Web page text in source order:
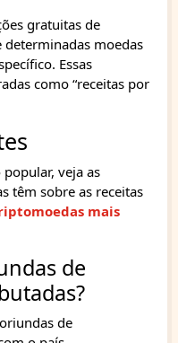
gratuitas de
moedas
Essas
como “receitas por
veja as
têm sobre as receitas
mais
de
de